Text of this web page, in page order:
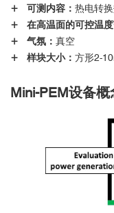
+ 可测内容： 热电转
+ 在高温面的可控温度
+ 气氛： 真空
+ 样块大小： 方形2-
Mini-PEM设备概